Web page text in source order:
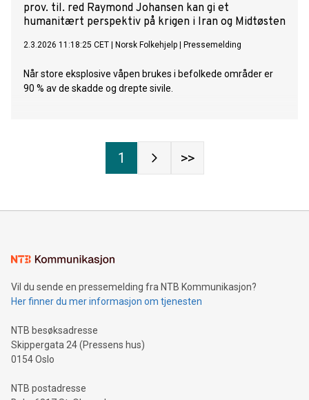
prov. til. red Raymond Johansen kan gi et
humanitært perspektiv på krigen i Iran og Midtøsten
2.3.2026 11:18:25 CET Norsk Folkehjelp Pressemelding
Når store eksplosive våpen brukes i befolkede områder er
90 % av de skadde og drepte sivile.
1 >>
Vil du sende en pressemelding fra NTB Kommunikasjon?
Her finner du mer informasjon om tjenesten
NTB besøksadresse
Skippergata 24 (Pressens hus)
0154 Oslo
NTB postadresse